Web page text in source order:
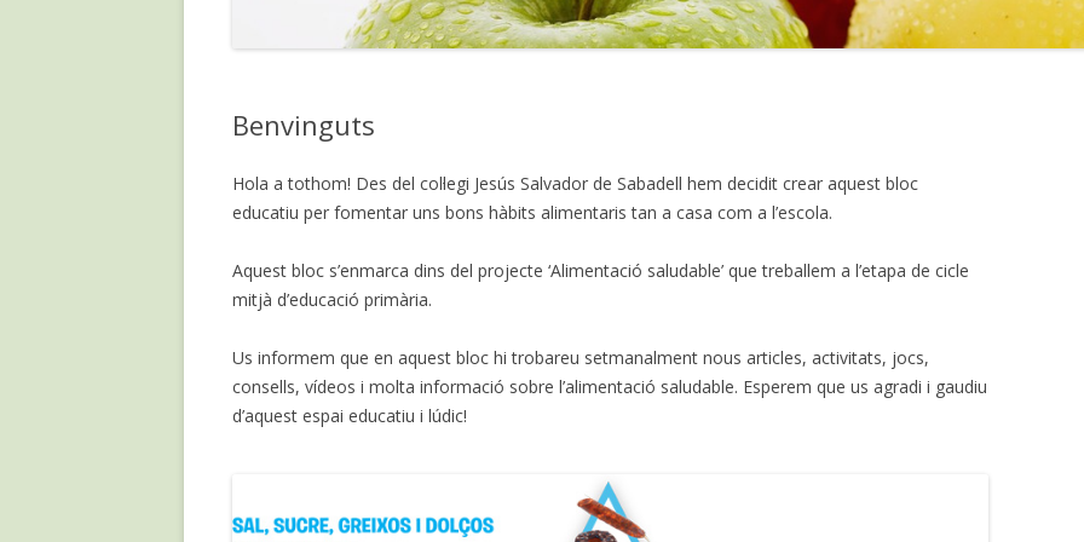
RESUM
Benvinguts
Hola a tothom! Des del col·legi Jesús Salvador de Sabadell hem decidit crear aquest bloc
educatiu per fomentar uns bons hàbits alimentaris tan a casa com a l’escola.
Aquest bloc s’enmarca dins del projecte ‘Alimentació saludable’ que treballem a l’etapa de cicle
mitjà d’educació primària.
Us informem que en aquest bloc hi trobareu setmanalment nous articles, activitats, jocs,
consells, vídeos i molta informació sobre l’alimentació saludable. Esperem que us agradi i gaudiu
d’aquest espai educatiu i lúdic!